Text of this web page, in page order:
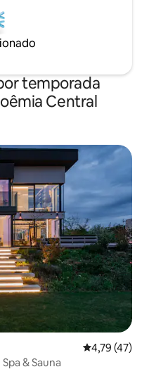
temporada
Central
4,79 de uma
4,79 (47)
& Sauna